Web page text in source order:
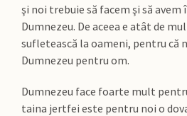
şi noi trebuie să facem şi să avem
Dumnezeu. De aceea e atât de
sufletească la oameni, pentru că
Dumnezeu pentru om.
Dumnezeu face foarte mult
taina jertfei este pentru noi o